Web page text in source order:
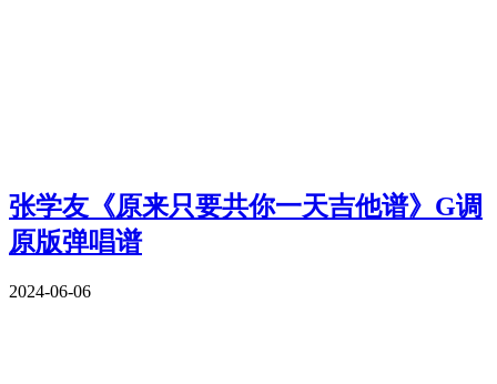
张学友《原来只要共你一天吉他谱》G调
原版弹唱谱
2024-06-06